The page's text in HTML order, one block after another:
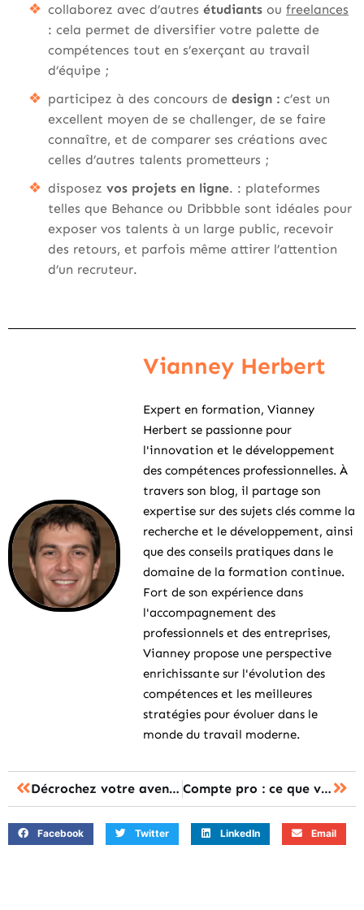
collaborez avec d’autres étudiants ou freelances
: cela permet de diversifier votre palette de
compétences tout en s’exerçant au travail
d’équipe ;
participez à des concours de design : c’est un
excellent moyen de se challenger, de se faire
connaître, et de comparer ses créations avec
celles d’autres talents prometteurs ;
disposez vos projets en ligne. : plateformes
telles que Behance ou Dribbble sont idéales pour
exposer vos talents à un large public, recevoir
des retours, et parfois même attirer l’attention
d’un recruteur.
Vianney Herbert
Expert en formation, Vianney
Herbert se passionne pour
l'innovation et le développement
des compétences professionnelles. À
travers son blog, il partage son
expertise sur des sujets clés comme la
recherche et le développement, ainsi
que des conseils pratiques dans le
domaine de la formation continue.
Fort de son expérience dans
l'accompagnement des
professionnels et des entreprises,
Vianney propose une perspective
enrichissante sur l'évolution des
compétences et les meilleures
stratégies pour évoluer dans le
monde du travail moderne.
Décrochez votre avenir : comment un titre professionnel booste votre carrière Compte pro : ce que vous devez savoir pour faire votre choix
Facebook Twitter LinkedIn Email